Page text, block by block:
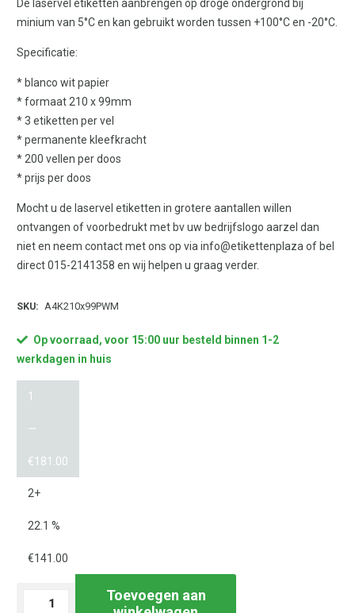
De laservel etiketten aanbrengen op droge ondergrond bij
minium van 5°C en kan gebruikt worden tussen +100°C en -20°C.
Specificatie:
* blanco wit papier
* formaat 210 x 99mm
* 3 etiketten per vel
* permanente kleefkracht
* 200 vellen per doos
* prijs per doos
Mocht u de laservel etiketten in grotere aantallen willen
ontvangen of voorbedrukt met bv uw bedrijfslogo aarzel dan
niet en neem contact met ons op via info@etikettenplaza of bel
direct 015-2141358 en wij helpen u graag verder.
SKU: A4K210x99PWM
Op voorraad, voor 15:00 uur besteld binnen 1-2
werkdagen in huis
1
—
€181.00
2+
22.1 %
€141.00
Laservel
Toevoegen aan